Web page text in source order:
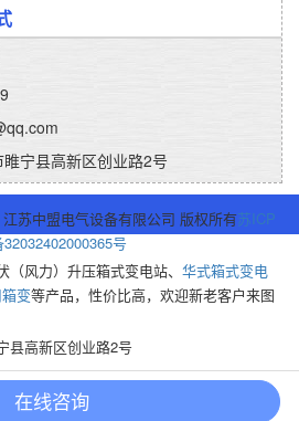
宁县高新区创业路2号
苏中盟电气设备有限公司 版权所有苏ICP
号
（风力）升压箱式变电站、 华式箱式变电
变等产品，性价比高，欢迎新老客户来图
县高新区创业路2号
在线咨询